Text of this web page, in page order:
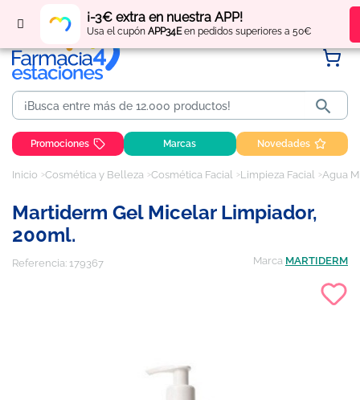
¡-3€ extra en nuestra APP!
Usa el cupón APP34Een pedidos superiores a 50€
Regístratey obtén puntos por tus compras

Promociones Marcas Novedades
Inicio Cosmética y Belleza Cosmética Facial Limpieza Facial Agua
Martiderm Gel Micelar Limpiador,
200ml.
Referencia: 179367 Marca MARTIDERM